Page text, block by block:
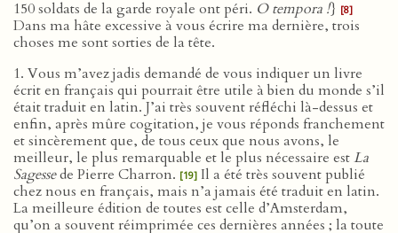
150 soldats de la garde royale ont péri. O tempora !} [8]
Dans ma hâte excessive à vous écrire ma dernière, trois
choses me sont sorties de la tête.
1. Vous m’avez jadis demandé de vous indiquer un livre
écrit en français qui pourrait être utile à bien du monde s’il
était traduit en latin. J’ai très souvent réfléchi là-dessus et
enfin, après mûre cogitation, je vous réponds franchement
et sincèrement que, de tous ceux que nous avons, le
meilleur, le plus remarquable et le plus nécessaire estLa
Sagessede Pierre Charron. [19] Il a été très souvent publié
chez nous en français, mais n’a jamais été traduit en latin.
La meilleure édition de toutes est celle d’Amsterdam,
qu’on a souvent réimprimée ces dernières années ; la toute